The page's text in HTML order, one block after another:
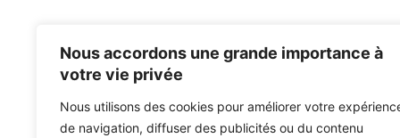
Nous accordons une grande importance à
votre vie privée
Nous utilisons des cookies pour améliorer votre
de navigation, diffuser des publicités ou du contenu